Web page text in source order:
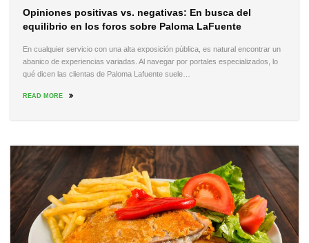
Opiniones positivas vs. negativas: En busca del
equilibrio en los foros sobre Paloma LaFuente
En cualquier servicio con una alta exposición pública, es natural encontrar un
abanico de experiencias variadas. Al navegar por portales especializados, lo
qué dicen las clientas de Paloma Lafuente suele…
READ MORE